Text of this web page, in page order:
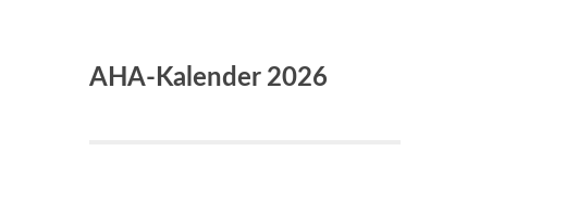
AHA-Kalender 2026